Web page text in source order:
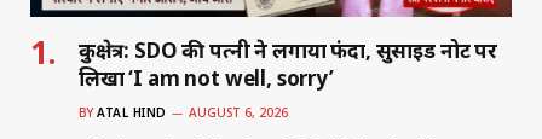
कुरुक्षेत्र: SDO की पत्नी ने लगाया फंदा, सुसाइड नोट पर
लिखा ‘I am not well, sorry’
BY ATAL HIND AUGUST 6, 2026